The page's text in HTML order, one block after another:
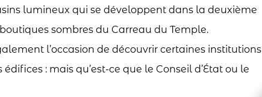
lumineux qui se développent dans la deuxième
sombres du Carreau du Temple.
l’occasion de découvrir certaines institutions
: mais qu’est-ce que le Conseil d’État ou le